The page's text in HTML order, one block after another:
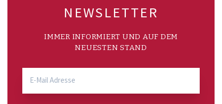
NEWSLETTER
IMMER INFORMIERT UND AUF DEM
NEUESTEN STAND